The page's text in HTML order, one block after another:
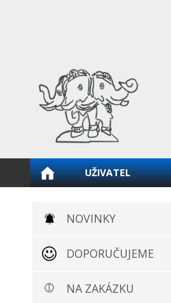
UŽIVATEL
NOVINKY
DOPORUČUJEME
NA ZAKÁZKU